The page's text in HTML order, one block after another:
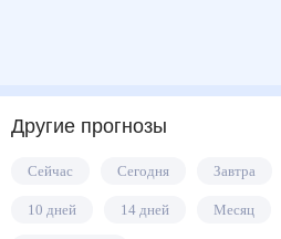
Другие прогнозы
Сейчас Сегодня Завтра
10 дней 14 дней Месяц